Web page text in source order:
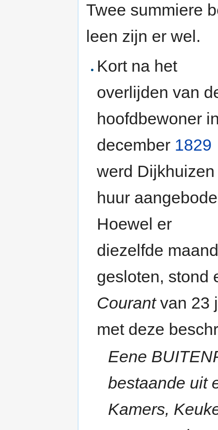
Twee summiere
leen zijn er wel.
Kort na het
overlijden van
hoofdbewoner
december 1829
werd Dijkhuizen
huur
Hoewel er
diezelfde
gesloten, stond
Courantvan 23
met deze
Eene
bestaande uit
Kamers,